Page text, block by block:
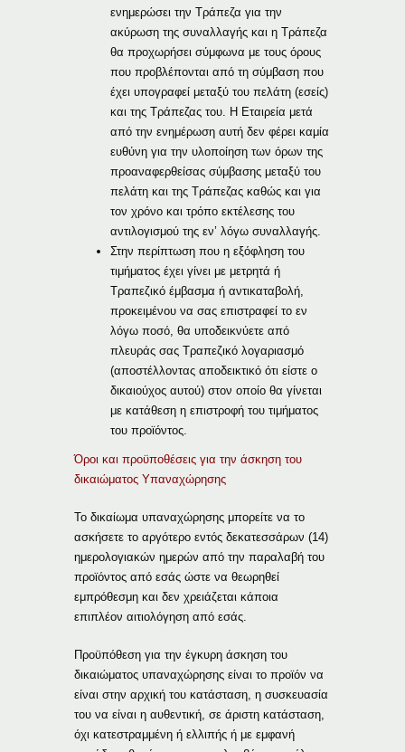
ενημερώσει την Τράπεζα για την
ακύρωση της συναλλαγής και η Τράπεζα
θα προχωρήσει σύμφωνα με τους όρους
που προβλέπονται από τη σύμβαση που
έχει υπογραφεί μεταξύ του πελάτη (εσείς)
και της Τράπεζας του. Η Εταιρεία μετά
από την ενημέρωση αυτή δεν φέρει καμία
ευθύνη για την υλοποίηση των όρων της
προαναφερθείσας σύμβασης μεταξύ του
πελάτη και της Τράπεζας καθώς και για
τον χρόνο και τρόπο εκτέλεσης του
αντιλογισμού της εν’ λόγω συναλλαγής.
Στην περίπτωση που η εξόφληση του
τιμήματος έχει γίνει με μετρητά ή
Τραπεζικό έμβασμα ή αντικαταβολή,
προκειμένου να σας επιστραφεί το εν
λόγω ποσό, θα υποδεικνύετε από
πλευράς σας Τραπεζικό λογαριασμό
(αποστέλλοντας αποδεικτικό ότι είστε ο
δικαιούχος αυτού) στον οποίο θα γίνεται
με κατάθεση η επιστροφή του τιμήματος
του προϊόντος.
Όροι και προϋποθέσεις για την άσκηση του
δικαιώματος Υπαναχώρησης
Το δικαίωμα υπαναχώρησης μπορείτε να το
ασκήσετε το αργότερο εντός δεκατεσσάρων (14)
ημερολογιακών ημερών από την παραλαβή του
προϊόντος από εσάς ώστε να θεωρηθεί
εμπρόθεσμη και δεν χρειάζεται κάποια
επιπλέον αιτιολόγηση από εσάς.
Προϋπόθεση για την έγκυρη άσκηση του
δικαιώματος υπαναχώρησης είναι το προϊόν να
είναι στην αρχική του κατάσταση, η συσκευασία
του να είναι η αυθεντική, σε άριστη κατάσταση,
όχι κατεστραμμένη ή ελλιπής ή με εμφανή